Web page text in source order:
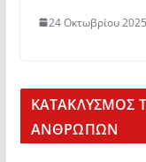
24 Οκτωβρίου 2025
KΑΤΑΚΛΥΣΜΟΣ
ΑΝΘΡΩΠΩΝ